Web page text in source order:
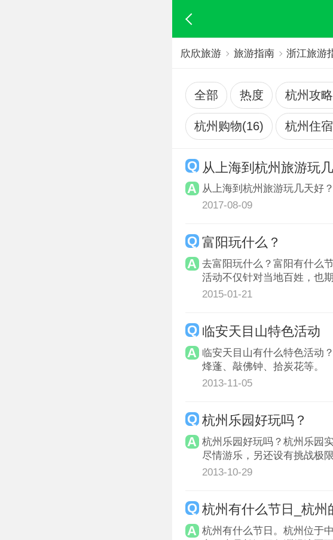
欣欣旅游 旅游指南 浙江旅游
全部 热度 杭州攻
杭州购物(16) 杭州住
从上海到杭州旅游玩
从上海到杭州旅游玩几天好
2017-08-09
富阳玩什么？
去富阳玩什么？富阳有什么
活动不仅针对当地百姓，也
2015-01-21
临安天目山特色活动
临安天目山有什么特色活动
烽蓬、敲佛钟、拾炭花等。
2013-11-05
杭州乐园好玩吗？
杭州乐园好玩吗？杭州乐园
尽情游乐，另还设有挑战极
2013-10-29
杭州有什么节日_杭州
杭州有什么节日。杭州位于